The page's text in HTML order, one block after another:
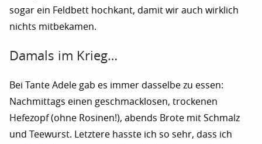
sogar ein Feldbett hochkant, damit wir auch wirklich
nichts mitbekamen.
Damals im Krieg…
Bei Tante Adele gab es immer dasselbe zu essen:
Nachmittags einen geschmacklosen, trockenen
Hefezopf (ohne Rosinen!), abends Brote mit Schmalz
und Teewurst. Letztere hasste ich so sehr, dass ich